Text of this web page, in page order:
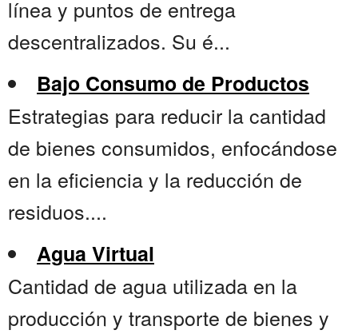
línea y puntos de entrega
descentralizados. Su é...
Bajo Consumo de Productos
Estrategias para reducir la cantidad
de bienes consumidos, enfocándose
en la eficiencia y la reducción de
residuos....
Agua Virtual
Cantidad de agua utilizada en la
producción y transporte de bienes y